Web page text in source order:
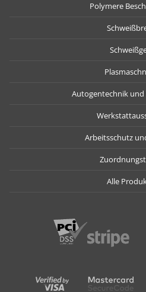
Polymere
Autogentechnik und
Arbeitsschutz
Alle